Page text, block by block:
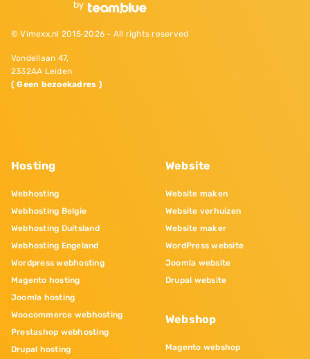
© Vimexx.nl 2015‐2026 - All rights reserved
Vondellaan 47,
2332AA Leiden
( Geen bezoekadres )
Hosting
Webhosting
Webhosting Belgie
Webhosting Duitsland
Webhosting Engeland
Wordpress webhosting
Magento hosting
Joomla hosting
Woocommerce webhosting
Prestashop webhosting
Drupal hosting
Website
Website maken
Website verhuizen
Website maker
WordPress website
Joomla website
Drupal website
Webshop
Magento webshop